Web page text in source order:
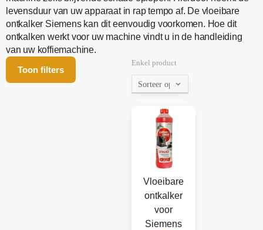
levensduur van uw apparaat in rap tempo af. De vloeibare
ontkalker Siemens kan dit eenvoudig voorkomen. Hoe dit
ontkalken werkt voor uw machine vindt u in de handleiding
van uw koffiemachine.
Toon filters
Enkel product
Vloeibare
ontkalker
voor
Siemens